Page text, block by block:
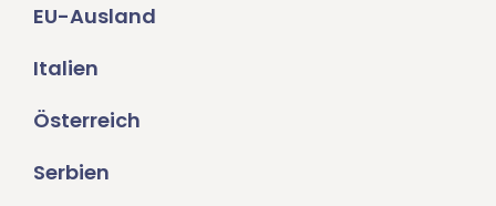
EU-Ausland
Italien
Österreich
Serbien